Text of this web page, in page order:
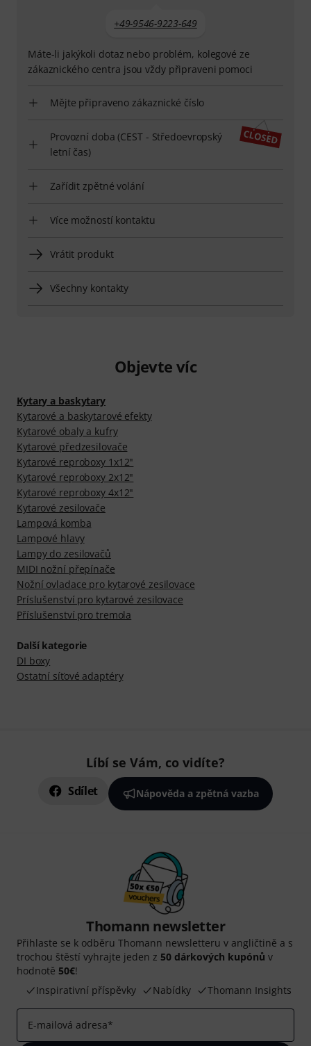
+49-9546-9223-649
Máte-li jakýkoli dotaz nebo problém, kolegové ze
zákaznického centra jsou vždy připraveni pomoci
Mějte připraveno zákaznické číslo
Provozní doba (CEST - Středoevropský
letní čas)
Zařídit zpětné volání
Více možností kontaktu
Vrátit produkt
Všechny kontakty
Objevte víc
Kytary a baskytary
Kytarové a baskytarové efekty
Kytarové obaly a kufry
Kytarové předzesilovače
Kytarové reproboxy 1x12"
Kytarové reproboxy 2x12"
Kytarové reproboxy 4x12"
Kytarové zesilovače
Lampová komba
Lampové hlavy
Lampy do zesilovačů
MIDI nožní přepínače
Nožní ovladace pro kytarové zesilovace
Príslušenství pro kytarové zesilovace
Příslušenství pro tremola
Další kategorie
DI boxy
Ostatní síťové adaptéry
Líbí se Vám, co vidíte?
Sdílet Nápověda a zpětná vazba
Thomann newsletter
Přihlaste se k odběru Thomann newsletteru v angličtině a s
trochou štěstí vyhrajte jeden z 50 dárkových kupónů v
hodnotě 50€!
Inspirativní příspěvky
Nabídky Thomann Insights
E-mailová adresa*